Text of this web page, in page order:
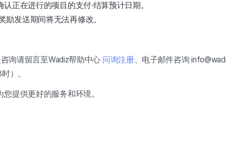
正在进行的项目的支付·结算预计日期。
励发送期间将无法再修改。
询请留言至Wadiz帮助中心 问询注册、电子邮件咨询
）。
提供更好的服务和环境。